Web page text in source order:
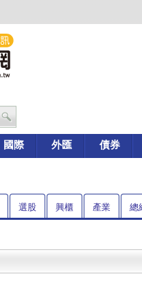
國際 外匯 債券
選股 興櫃 產業 總